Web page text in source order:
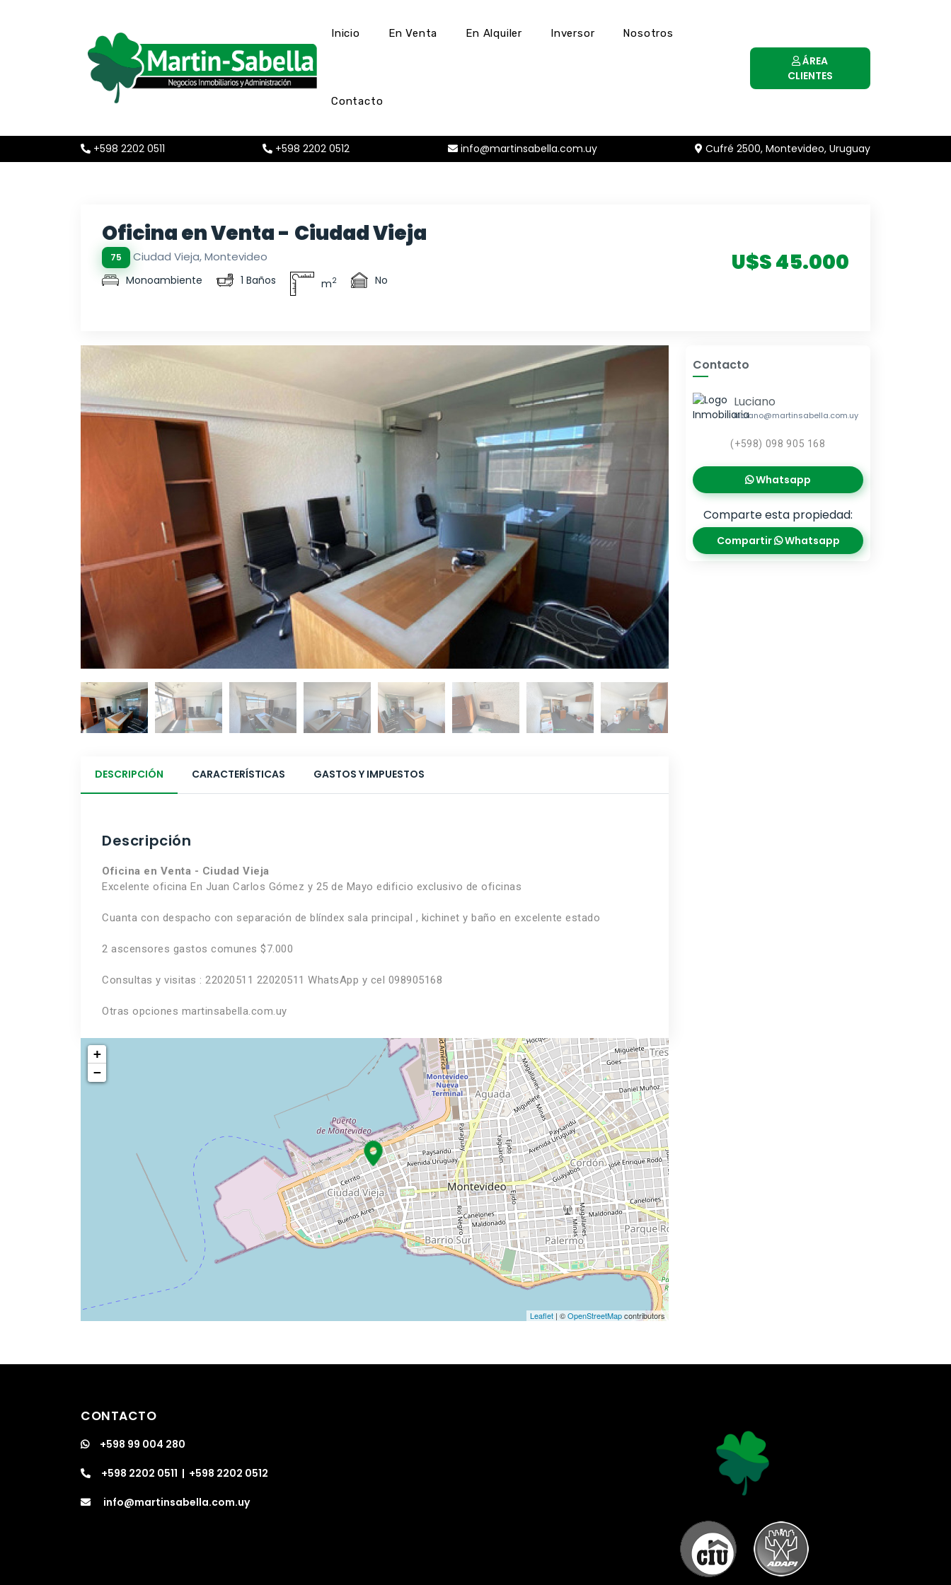
Inicio En Venta En Alquiler Inversor Nosotros
Contacto
ÁREA
CLIENTES
+598 2202 0511 +598 2202 0512 info@martinsabella.com.uy Cufré 2500, Montevideo, Uruguay
Oficina en Venta - Ciudad Vieja
75 Ciudad Vieja, Montevideo
Monoambiente 1 Baños m2 No
U$S 45.000
DESCRIPCIÓN CARACTERÍSTICAS GASTOS Y IMPUESTOS
Descripción
Oficina en Venta - Ciudad Vieja
Excelente oficina En Juan Carlos Gómez y 25 de Mayo edificio exclusivo de oficinas
Cuanta con despacho con separación de blíndex sala principal , kichinet y baño en excelente estado
2 ascensores gastos comunes $7.000
Consultas y visitas : 22020511 22020511 WhatsApp y cel 098905168
Otras opciones martinsabella.com.uy
+
−
Leaflet | ©OpenStreetMapcontributors
Contacto
Luciano
luciano@martinsabella.com.uy
(+598) 098 905 168
Whatsapp
Comparte esta propiedad:
Compartir Whatsapp
CONTACTO
+598 99 004 280
+598 2202 0511 | +598 2202 0512
info@martinsabella.com.uy